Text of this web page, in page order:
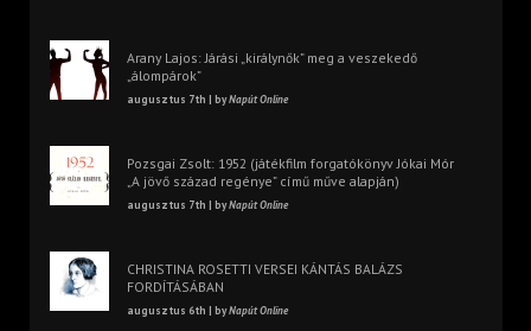
Arany Lajos: Járási „királynők” meg a veszekedő
„álompárok”
augusztus 7th | byNapút Online
Pozsgai Zsolt: 1952 (játékfilm forgatókönyv Jókai Mór
„A jövő század regénye” című műve alapján)
augusztus 7th | byNapút Online
CHRISTINA ROSETTI VERSEI KÁNTÁS BALÁZS
FORDÍTÁSÁBAN
augusztus 6th | byNapút Online